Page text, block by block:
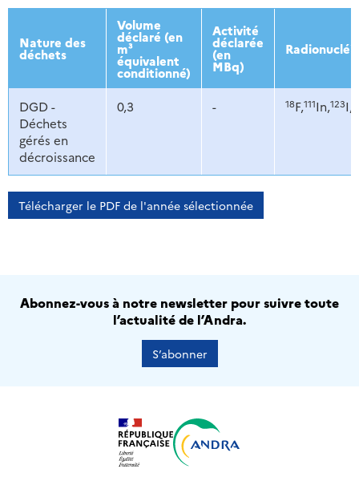
2013 2014 2015 2016
Nature des
déchets
Volume
déclaré (en
m³
équivalent
conditionné)
Activité
déclarée
(en
MBq)
DGD -
Déchets
gérés en
décroissance
0,3 - 18F,111In,123I,
Télécharger le PDF de l'année sélectionnée
Abonnez-vous à notre newsletter pour suivre toute
l’actualité de l’Andra.
S’abonner